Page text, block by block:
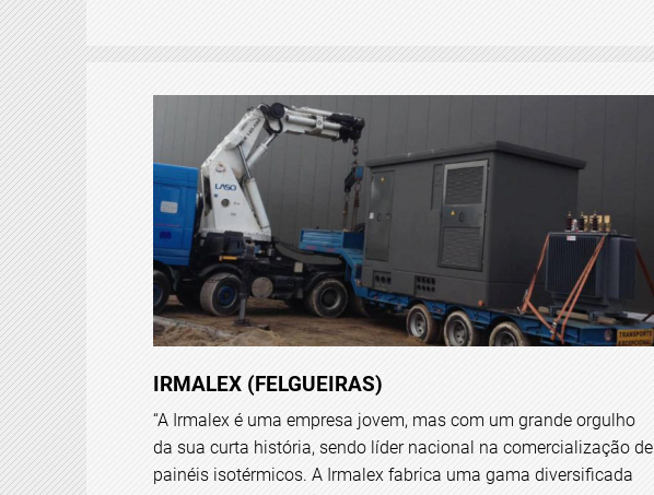
IRMALEX (FELGUEIRAS)
“A Irmalex é uma empresa jovem, mas com um grande orgulho
da sua curta história, sendo líder nacional na comercialização de
painéis isotérmicos. A Irmalex fabrica uma gama diversificada